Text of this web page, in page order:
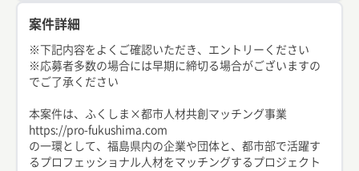
案件詳細
※下記内容をよくご確認いただき、エントリーください
※応募者多数の場合には早期に締切る場合がございますの
でご了承ください
本案件は、ふくしま×都市人材共創マッチング事業
https://pro-fukushima.com
の一環として、福島県内の企業や団体と、都市部で活躍す
るプロフェッショナル人材をマッチングするプロジェクト